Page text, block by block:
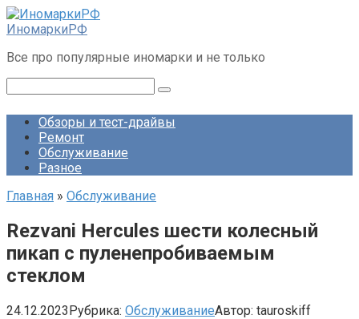
Перейти
к
ИномаркиРФ
Все про популярные иномарки и не только
Обзоры и тест-драйвы
Ремонт
Обслуживание
Разное
Главная » Обслуживание
Rezvani Hercules шести колесный
пикап с пуленепробиваемым
стеклом
24.12.2023Рубрика: ОбслуживаниеАвтор: tauroskiff